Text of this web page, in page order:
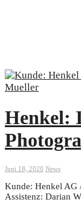
Henkel:
Juni 18, 2020 News
Kunde: Henkel AG
Assistenz: Darian